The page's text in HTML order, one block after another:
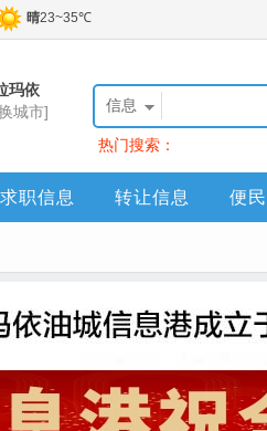
玛依
城市]
信息
热门搜索：
求职信息 转让信息 便